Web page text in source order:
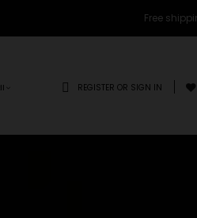
Free
REGISTER OR SIGN IN